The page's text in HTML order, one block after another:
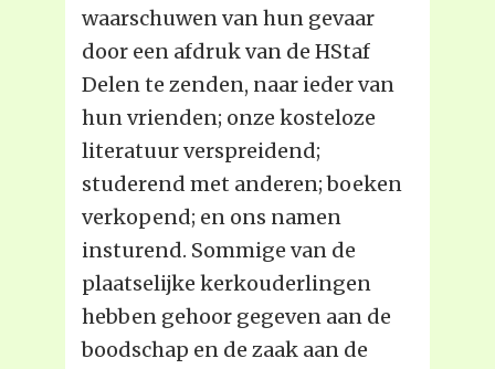
waarschuwen van hun gevaar
door een afdruk van de HStaf
Delen te zenden, naar ieder van
hun vrienden; onze kosteloze
literatuur verspreidend;
studerend met anderen; boeken
verkopend; en ons namen
insturend. Sommige van de
plaatselijke kerkouderlingen
hebben gehoor gegeven aan de
boodschap en de zaak aan de